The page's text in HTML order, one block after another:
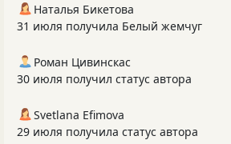
Наталья Бикетова
31 июля получила Белый жемчуг
Роман Цивинскас
30 июля получил статус автора
Svetlana Efimova
29 июля получила статус автора